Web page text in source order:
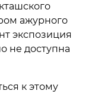
ажурного
экспозиция
не доступна
к этому